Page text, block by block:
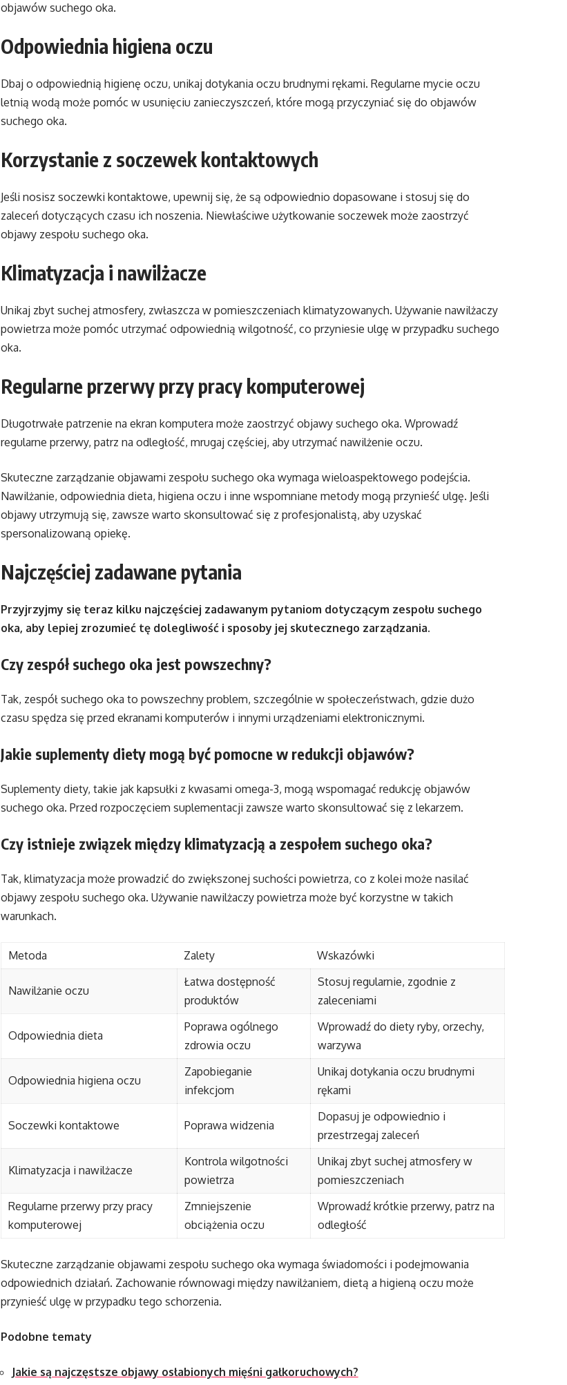
objawów suchego oka.
Odpowiednia higiena oczu
Dbaj o odpowiednią higienę oczu, unikaj dotykania oczu brudnymi rękami. Regularne mycie oczu
letnią wodą może pomóc w usunięciu zanieczyszczeń, które mogą przyczyniać się do objawów
suchego oka.
Korzystanie z soczewek kontaktowych
Jeśli nosisz soczewki kontaktowe, upewnij się, że są odpowiednio dopasowane i stosuj się do
zaleceń dotyczących czasu ich noszenia. Niewłaściwe użytkowanie soczewek może zaostrzyć
objawy zespołu suchego oka.
Klimatyzacja i nawilżacze
Unikaj zbyt suchej atmosfery, zwłaszcza w pomieszczeniach klimatyzowanych. Używanie nawilżaczy
powietrza może pomóc utrzymać odpowiednią wilgotność, co przyniesie ulgę w przypadku suchego
oka.
Regularne przerwy przy pracy komputerowej
Długotrwałe patrzenie na ekran komputera może zaostrzyć objawy suchego oka. Wprowadź
regularne przerwy, patrz na odległość, mrugaj częściej, aby utrzymać nawilżenie oczu.
Skuteczne zarządzanie objawami zespołu suchego oka wymaga wieloaspektowego podejścia.
Nawilżanie, odpowiednia dieta, higiena oczu i inne wspomniane metody mogą przynieść ulgę. Jeśli
objawy utrzymują się, zawsze warto skonsultować się z profesjonalistą, aby uzyskać
spersonalizowaną opiekę.
Najczęściej zadawane pytania
Przyjrzyjmy się teraz kilku najczęściej zadawanym pytaniom dotyczącym zespołu suchego
oka, aby lepiej zrozumieć tę dolegliwość i sposoby jej skutecznego zarządzania.
Czy zespół suchego oka jest powszechny?
Tak, zespół suchego oka to powszechny problem, szczególnie w społeczeństwach, gdzie dużo
czasu spędza się przed ekranami komputerów i innymi urządzeniami elektronicznymi.
Jakie suplementy diety mogą być pomocne w redukcji objawów?
Suplementy diety, takie jak kapsułki z kwasami omega-3, mogą wspomagać redukcję objawów
suchego oka. Przed rozpoczęciem suplementacji zawsze warto skonsultować się z lekarzem.
Czy istnieje związek między klimatyzacją a zespołem suchego oka?
Tak, klimatyzacja może prowadzić do zwiększonej suchości powietrza, co z kolei może nasilać
objawy zespołu suchego oka. Używanie nawilżaczy powietrza może być korzystne w takich
warunkach.
Metoda Zalety Wskazówki
Nawilżanie oczu
Łatwa dostępność
produktów
Stosuj regularnie, zgodnie z
zaleceniami
Odpowiednia dieta
Poprawa ogólnego
zdrowia oczu
Wprowadź do diety ryby, orzechy,
warzywa
Odpowiednia higiena oczu
Zapobieganie
infekcjom
Unikaj dotykania oczu brudnymi
rękami
Soczewki kontaktowe Poprawa widzenia
Dopasuj je odpowiednio i
przestrzegaj zaleceń
Klimatyzacja i nawilżacze
Kontrola wilgotności
powietrza
Unikaj zbyt suchej atmosfery w
pomieszczeniach
Regularne przerwy przy pracy
komputerowej
Zmniejszenie
obciążenia oczu
Wprowadź krótkie przerwy, patrz na
odległość
Skuteczne zarządzanie objawami zespołu suchego oka wymaga świadomości i podejmowania
odpowiednich działań. Zachowanie równowagi między nawilżaniem, dietą a higieną oczu może
przynieść ulgę w przypadku tego schorzenia.
Podobne tematy
Jakie są najczęstsze objawy osłabionych mięśni gałkoruchowych?